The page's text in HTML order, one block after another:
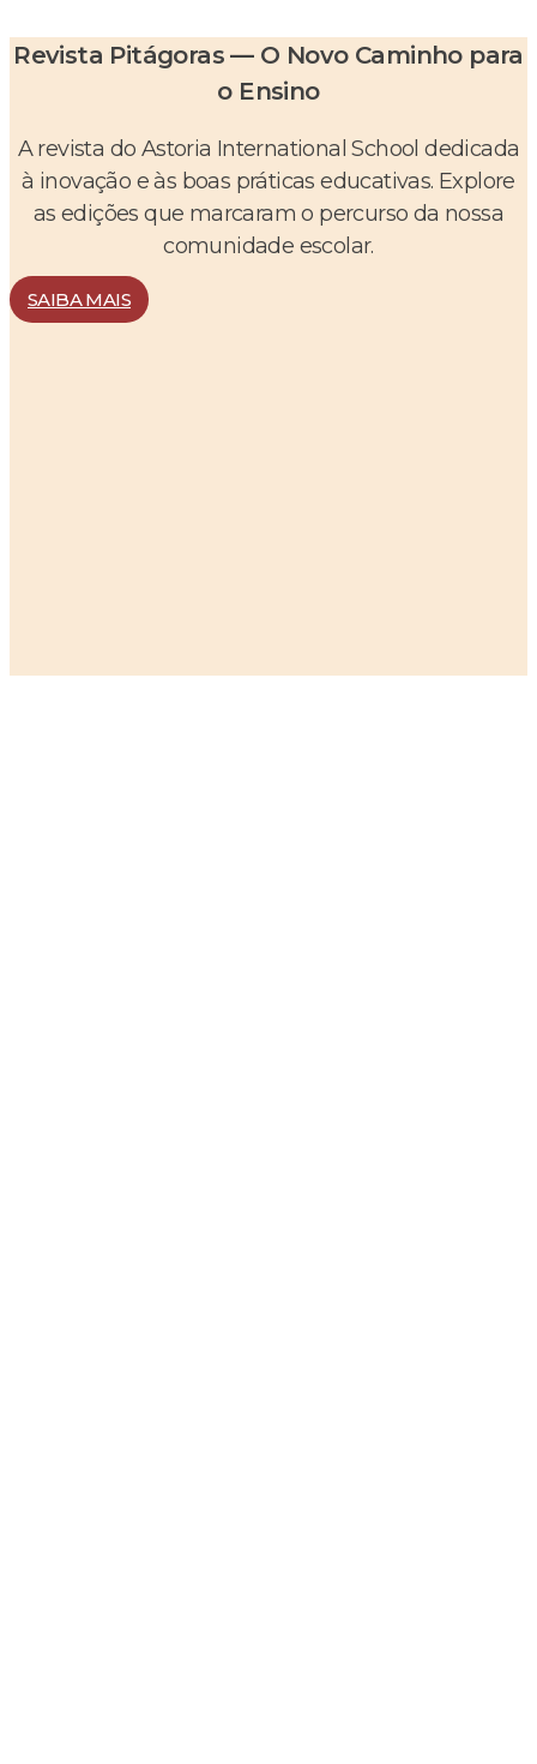
Revista Pitágoras — O Novo Caminho para
o Ensino
A revista do Astoria International School dedicada
à inovação e às boas práticas educativas. Explore
as edições que marcaram o percurso da nossa
comunidade escolar.
SAIBA MAIS